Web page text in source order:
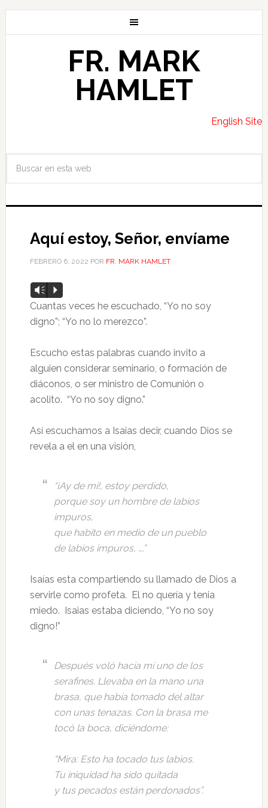
FR. MARK
HAMLET
English Site
Aquí estoy, Señor, envíame
FEBRERO 6, 2022 POR FR. MARK HAMLET
Reproductor
de
audio
Vm P
Cuantas veces he escuchado, “Yo no soy
digno”; “Yo no lo merezco”.
Escucho estas palabras cuando invito a
alguien considerar seminario, o formación de
diáconos, o ser ministro de Comunión o
acolito. “Yo no soy digno.”
Así escuchamos a Isaias decir, cuando Dios se
revela a el en una visión,
“¡Ay de mi!, estoy perdido,
porque soy un hombre de labios
impuros,
que habito en medio de un pueblo
de labios impuros, ….”
Isaías esta compartiendo su llamado de Dios a
servirle como profeta. El no quería y tenia
miedo. Isaias estaba diciendo, “Yo no soy
digno!”
Después voló hacia mí uno de los
serafines. Llevaba en la mano una
brasa, que había tomado del altar
con unas tenazas. Con la brasa me
tocó la boca, diciéndome:
“Mira: Esto ha tocado tus labios.
Tu iniquidad ha sido quitada
y tus pecados están perdonados”.